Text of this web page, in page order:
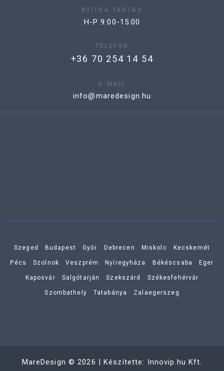
NYITVA TARTÁS
H-P 9:00-15:00
TELEFON
+36 70 254 14 54
E-MAIL
info@maredesign.hu
Szeged Budapest Győr Debrecen Miskolc Kecskemét
Pécs Szolnok Veszprém Nyíregyháza Békéscsaba Eger
Kaposvár Salgótarján Szekszárd Székesfehérvár
Szombathely Tatabánya Zalaegerszeg
MareDesign ©2026 | Készítette: Innovip.hu Kft.